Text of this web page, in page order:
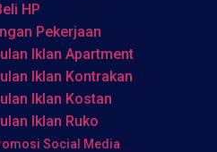
HP
Pekerjaan
Iklan Apartment
Iklan Kontrakan
Iklan Kostan
Iklan Ruko
Social Media